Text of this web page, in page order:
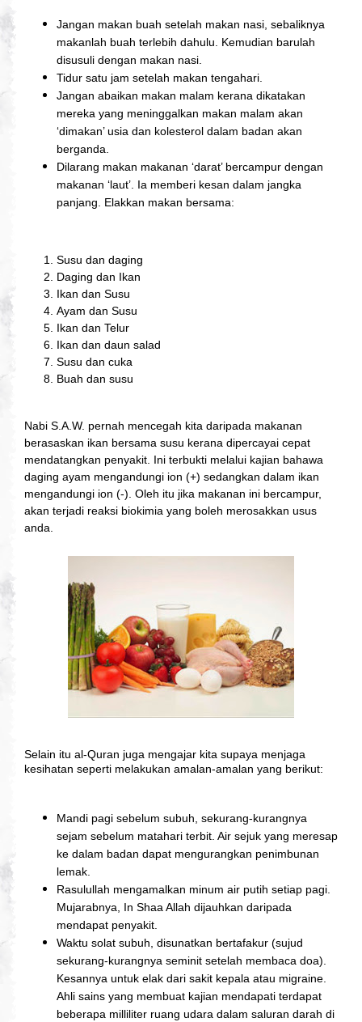
Jangan makan buah setelah makan nasi, sebaliknya
makanlah buah terlebih dahulu. Kemudian barulah
disusuli dengan makan nasi.
Tidur satu jam setelah makan tengahari.
Jangan abaikan makan malam kerana dikatakan
mereka yang meninggalkan makan malam akan
‘dimakan’ usia dan kolesterol dalam badan akan
berganda.
Dilarang makan makanan ‘darat’ bercampur dengan
makanan ‘laut’. Ia memberi kesan dalam jangka
panjang. Elakkan makan bersama:
Susu dan daging
Daging dan Ikan
Ikan dan Susu
Ayam dan Susu
Ikan dan Telur
Ikan dan daun salad
Susu dan cuka
Buah dan susu
Nabi S.A.W. pernah mencegah kita daripada makanan
berasaskan ikan bersama susu kerana dipercayai cepat
mendatangkan penyakit. Ini terbukti melalui kajian bahawa
daging ayam mengandungi ion (+) sedangkan dalam ikan
mengandungi ion (-). Oleh itu jika makanan ini bercampur,
akan terjadi reaksi biokimia yang boleh merosakkan usus
anda.
Selain itu al-Quran juga mengajar kita supaya menjaga
kesihatan seperti melakukan amalan-amalan yang berikut:
Mandi pagi sebelum subuh, sekurang-kurangnya
sejam sebelum matahari terbit. Air sejuk yang meresap
ke dalam badan dapat mengurangkan penimbunan
lemak.
Rasulullah mengamalkan minum air putih setiap pagi.
Mujarabnya, In Shaa Allah dijauhkan daripada
mendapat penyakit.
Waktu solat subuh, disunatkan bertafakur (sujud
sekurang-kurangnya seminit setelah membaca doa).
Kesannya untuk elak dari sakit kepala atau migraine.
Ahli sains yang membuat kajian mendapati terdapat
beberapa milliliter ruang udara dalam saluran darah di